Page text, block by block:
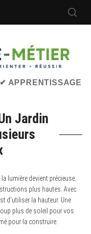
APPRENTISSAGE
Jardin
lumière devient précieuse.
plus hautes. Avec
d’utiliser la hauteur. Une
plus de soleil pour vos
pour la construire.